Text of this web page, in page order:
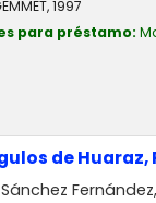
1997
para préstamo:
de Huaraz,
Sánchez